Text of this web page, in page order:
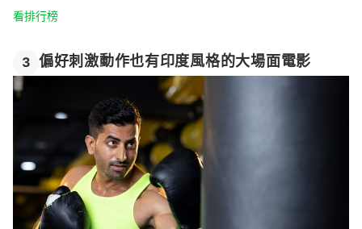
看排行榜
3 偏好刺激動作也有印度風格的大場面電影